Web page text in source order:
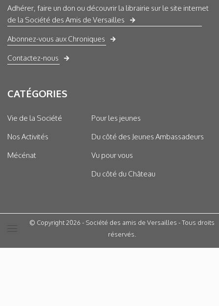
Adhérer, faire un don ou découvrir la librairie sur le site internet
de la Société des Amis de Versailles
Abonnez-vous aux Chroniques
Contactez-nous
CATÉGORIES
Vie de la Société
Nos Activités
Mécénat
Pour les jeunes
Du côté des Jeunes Ambassadeurs
Vu pour vous
Du côté du Château
© Copyright 2026 - Société des amis de Versailles - Tous droits
réservés.